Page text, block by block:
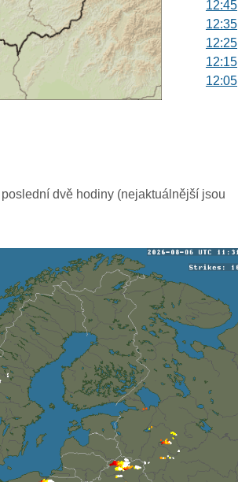
12:45
12:35
12:25
12:15
12:05
11:05
10:35
10:25
dvě hodiny (nejaktuálnější jsou